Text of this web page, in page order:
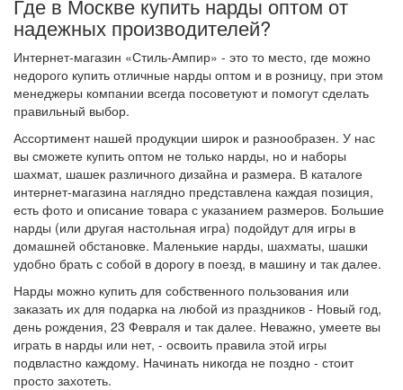
Где в Москве купить нарды оптом от
надежных производителей?
Интернет-магазин «Стиль-Ампир» - это то место, где можно
недорого купить отличные нарды оптом и в розницу, при этом
менеджеры компании всегда посоветуют и помогут сделать
правильный выбор.
Ассортимент нашей продукции широк и разнообразен. У нас
вы сможете купить оптом не только нарды, но и наборы
шахмат, шашек различного дизайна и размера. В каталоге
интернет-магазина наглядно представлена каждая позиция,
есть фото и описание товара с указанием размеров. Большие
нарды (или другая настольная игра) подойдут для игры в
домашней обстановке. Маленькие нарды, шахматы, шашки
удобно брать с собой в дорогу в поезд, в машину и так далее.
Нарды можно купить для собственного пользования или
заказать их для подарка на любой из праздников - Новый год,
день рождения, 23 Февраля и так далее. Неважно, умеете вы
играть в нарды или нет, - освоить правила этой игры
подвластно каждому. Начинать никогда не поздно - стоит
просто захотеть.